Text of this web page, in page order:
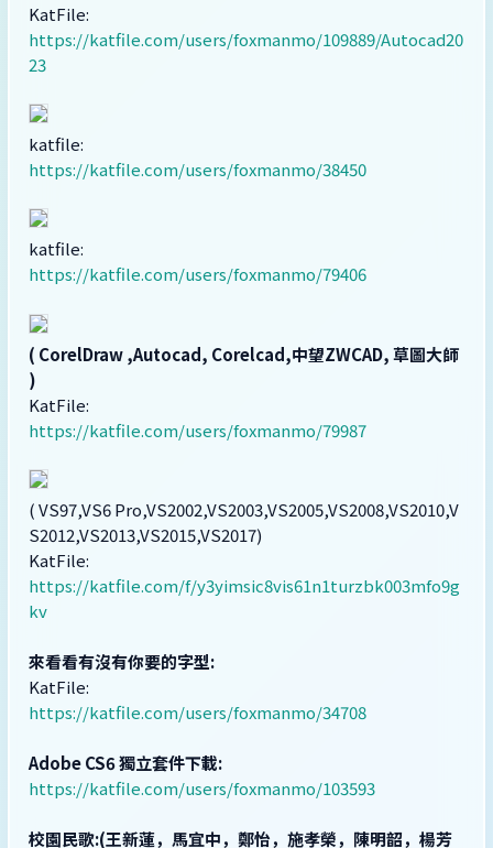
KatFile:
https://katfile.com/users/foxmanmo/109889/Autocad20
23
katfile:
https://katfile.com/users/foxmanmo/38450
katfile:
https://katfile.com/users/foxmanmo/79406
( CorelDraw ,Autocad, Corelcad,中望ZWCAD, 草圖大師
)
KatFile:
https://katfile.com/users/foxmanmo/79987
( VS97,VS6 Pro,VS2002,VS2003,VS2005,VS2008,VS2010,V
S2012,VS2013,VS2015,VS2017)
KatFile:
https://katfile.com/f/y3yimsic8vis61n1turzbk003mfo9g
kv
來看看有沒有你要的字型:
KatFile:
https://katfile.com/users/foxmanmo/34708
Adobe CS6 獨立套件下載:
https://katfile.com/users/foxmanmo/103593
校園民歌:(王新蓮，馬宜中，鄭怡，施孝榮，陳明韶，楊芳